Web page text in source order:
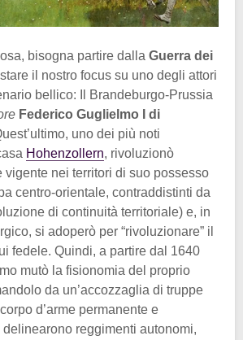
bisogna partire dalla Guerra dei
il nostro focus su uno degli attori
bellico: Il Brandeburgo-Prussia
Federico Guglielmo I di
uno dei più noti
Hohenzollern, rivoluzionò
vigente nei territori di suo possesso
centro-orientale, contraddistinti da
di continuità territoriale) e, in
si adoperò per “rivoluzionare” il
fedele. Quindi, a partire dal 1640
mutò la fisionomia del proprio
da un’accozzaglia di truppe
d’arme permanente e
reggimenti autonomi,